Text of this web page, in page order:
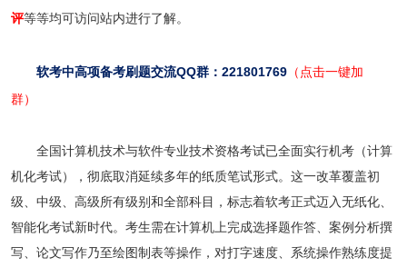
评等等均可访问站内进行了解。
软考中高项备考刷题交流QQ群：221801769（点击一键加
群）
全国计算机技术与软件专业技术资格考试已全面实行机考（计算
机化考试），彻底取消延续多年的纸质笔试形式。这一改革覆盖初
级、中级、高级所有级别和全部科目，标志着软考正式迈入无纸化、
智能化考试新时代。考生需在计算机上完成选择题作答、案例分析撰
写、论文写作乃至绘图制表等操作，对打字速度、系统操作熟练度提